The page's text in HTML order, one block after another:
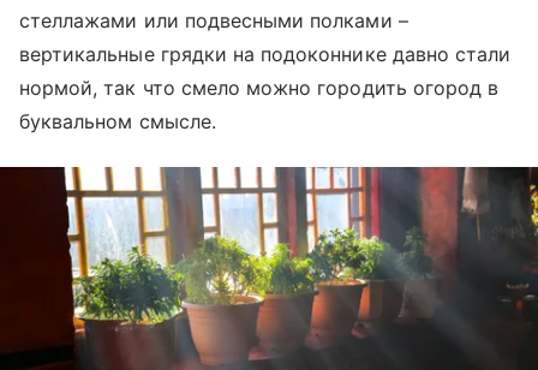
стеллажами или подвесными полками –
вертикальные грядки на подоконнике давно стали
нормой, так что смело можно городить огород в
буквальном смысле.